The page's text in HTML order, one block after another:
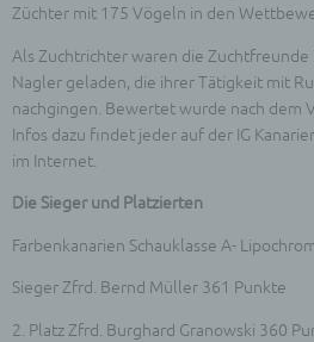
Züchter mit 175 Vögeln in den
Als Zuchtrichter waren die
Nagler geladen, die ihrer Tätigkeit mit
nachgingen. Bewertet wurde nach dem
Infos dazu findet jeder auf der IG
im Internet.
Die Sieger und Platzierten
Farbenkanarien Schauklasse A-
Sieger Zfrd. Bernd Müller 361 Punkte
2. Platz Zfrd. Burghard Granowski 360